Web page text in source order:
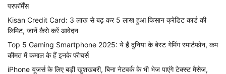
परफॉर्मेंस
Kisan Credit Card: 3 लाख से बढ़ कर 5 लाख हुआ किसान क्रेडिट कार्ड की
लिमिट, जानें कैसे करें आवेदन
Top 5 Gaming Smartphone 2025: ये हैं दुनिया के बेस्ट गेमिंग स्मार्टफोन, कम
कीमत में कमाल के हैं इनके फीचर्स
iPhone यूजर्स के लिए बड़ी खुशखबरी, बिना नेटवर्क के भी भेज पाएंगे टेक्स्ट मैसेज,